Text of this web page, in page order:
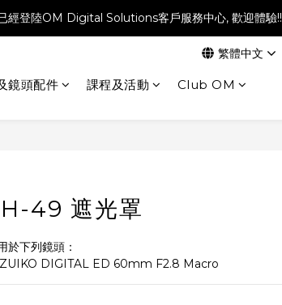
登陸OM Digital Solutions客戶服務中心, 歡迎體驗!!
繁體中文
鏡頭配件 課程及活動 Club OM
49 遮光罩
於下列鏡頭：
DIGITAL ED 60mm F2.8 Macro